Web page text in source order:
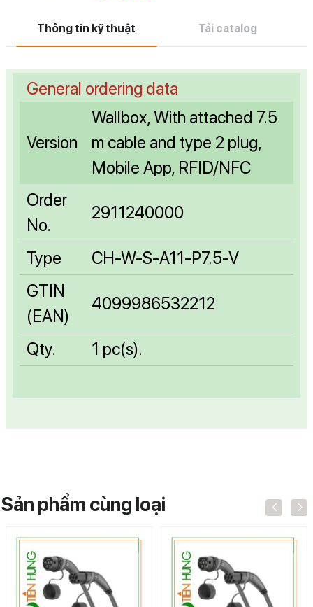
Thông tin kỹ thuật Tải catalog
General ordering data
Version
Wallbox, With attached 7.5
m cable and type 2 plug,
Mobile App, RFID/NFC
Order
No.
2911240000
Type
CH-W-S-A11-P7.5-V
GTIN
(EAN)
4099986532212
Qty. 1 pc(s).
Sản phẩm cùng loại